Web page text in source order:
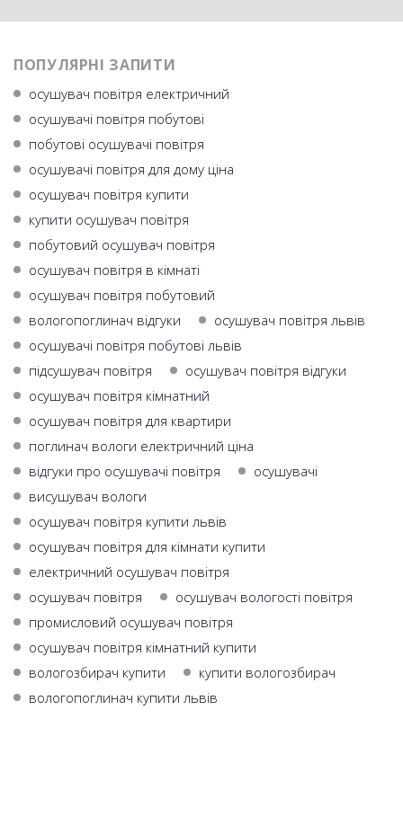
ПОПУЛЯРНІ ЗАПИТИ
осушувач повітря електричний
осушувачі повітря побутові
побутові осушувачі повітря
осушувачі повітря для дому ціна
осушувач повітря купити
купити осушувач повітря
побутовий осушувач повітря
осушувач повітря в кімнаті
осушувач повітря побутовий
вологопоглинач відгуки
осушувач повітря львів
осушувачі повітря побутові львів
підсушувач повітря
осушувач повітря відгуки
осушувач повітря кімнатний
осушувач повітря для квартири
поглинач вологи електричний ціна
відгуки про осушувачі повітря
осушувачі
висушувач вологи
осушувач повітря купити львів
осушувач повітря для кімнати купити
електричний осушувач повітря
осушувач повiтря
осушувач вологості повітря
промисловий осушувач повітря
осушувач повітря кімнатний купити
вологозбирач купити
купити вологозбирач
вологопоглинач купити львів